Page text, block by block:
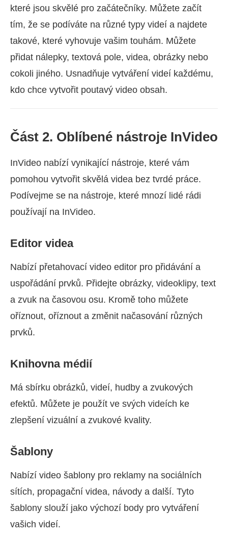
které jsou skvělé pro začátečníky. Můžete začít
tím, že se podíváte na různé typy videí a najdete
takové, které vyhovuje vašim touhám. Můžete
přidat nálepky, textová pole, videa, obrázky nebo
cokoli jiného. Usnadňuje vytváření videí každému,
kdo chce vytvořit poutavý video obsah.
Část 2. Oblíbené nástroje InVideo
InVideo nabízí vynikající nástroje, které vám
pomohou vytvořit skvělá videa bez tvrdé práce.
Podívejme se na nástroje, které mnozí lidé rádi
používají na InVideo.
Editor videa
Nabízí přetahovací video editor pro přidávání a
uspořádání prvků. Přidejte obrázky, videoklipy, text
a zvuk na časovou osu. Kromě toho můžete
oříznout, oříznout a změnit načasování různých
prvků.
Knihovna médií
Má sbírku obrázků, videí, hudby a zvukových
efektů. Můžete je použít ve svých videích ke
zlepšení vizuální a zvukové kvality.
Šablony
Nabízí video šablony pro reklamy na sociálních
sítích, propagační videa, návody a další. Tyto
šablony slouží jako výchozí body pro vytváření
vašich videí.